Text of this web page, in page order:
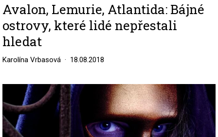
Avalon, Lemurie, Atlantida: Bájné
ostrovy, které lidé nepřestali
hledat
Karolína Vrbasová 18.08.2018